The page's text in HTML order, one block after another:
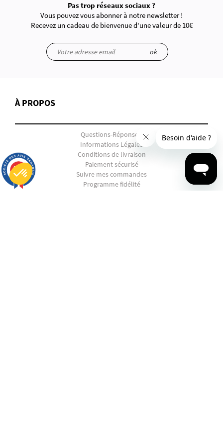
Pas trop réseaux sociaux ?
Vous pouvez vous abonner à notre newsletter !
Recevez un cadeau de bienvenue d'une valeur de 10€
ok
À PROPOS
Questions-Réponses
Informations Légales
Conditions de livraison
Paiement sécurisé
Suivre mes commandes
Programme fidélité
9.7 /10
2854 avis